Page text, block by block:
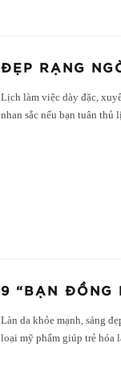
ĐẸP RẠNG
Lịch làm việc dày đặc,
nhan sắc nếu bạn tuân thủ
9 “BẠN ĐỒNG
Làn da khỏe mạnh, sáng
loại mỹ phẩm giúp trẻ hóa